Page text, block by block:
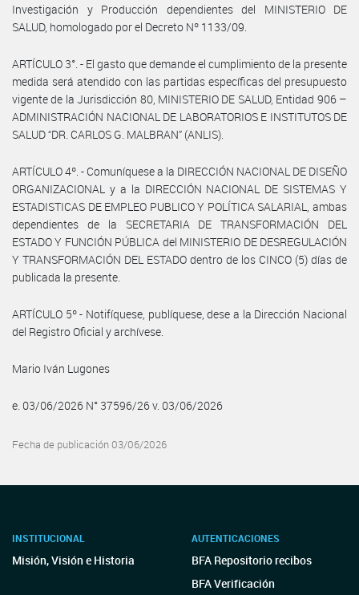
Investigación y Producción dependientes del MINISTERIO DE
SALUD, homologado por el Decreto Nº 1133/09.
ARTÍCULO 3°. - El gasto que demande el cumplimiento de la presente
medida será atendido con las partidas específicas del presupuesto
vigente de la Jurisdicción 80, MINISTERIO DE SALUD, Entidad 906 –
ADMINISTRACIÓN NACIONAL DE LABORATORIOS E INSTITUTOS DE
SALUD “DR. CARLOS G. MALBRAN” (ANLIS).
ARTÍCULO 4º. - Comuníquese a la DIRECCIÓN NACIONAL DE DISEÑO
ORGANIZACIONAL y a la DIRECCIÓN NACIONAL DE SISTEMAS Y
ESTADISTICAS DE EMPLEO PUBLICO Y POLÍTICA SALARIAL, ambas
dependientes de la SECRETARIA DE TRANSFORMACIÓN DEL
ESTADO Y FUNCIÓN PÚBLICA del MINISTERIO DE DESREGULACIÓN
Y TRANSFORMACIÓN DEL ESTADO dentro de los CINCO (5) días de
publicada la presente.
ARTÍCULO 5º - Notifíquese, publíquese, dese a la Dirección Nacional
del Registro Oficial y archívese.
Mario Iván Lugones
e. 03/06/2026 N° 37596/26 v. 03/06/2026
Fecha de publicación 03/06/2026
INSTITUCIONAL
Misión, Visión e Historia
AUTENTICACIONES
BFA Repositorio recibos
BFA Verificación